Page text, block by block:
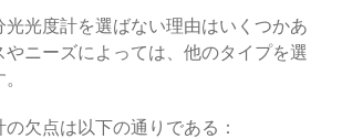
光度計を選ばない理由はいくつかあ
やニーズによっては、他のタイプを選
欠点は以下の通りである：